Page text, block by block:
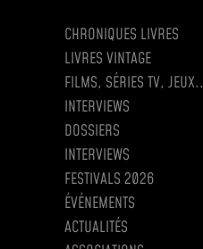
CHRONIQUES LIVRES
LIVRES VINTAGE
FILMS, SÉRIES TV, JEUX..
INTERVIEWS
DOSSIERS
INTERVIEWS
FESTIVALS 2026
ÉVÉNEMENTS
ACTUALITÉS